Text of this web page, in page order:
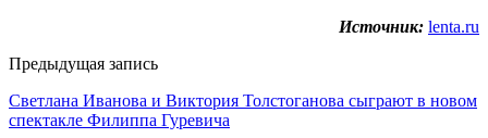
Источник: lenta.ru
Предыдущая запись
Светлана Иванова и Виктория Толстоганова сыграют в новом
спектакле Филиппа Гуревича